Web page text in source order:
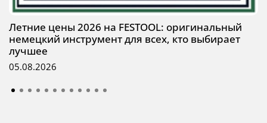
Летние цены 2026 на FESTOOL: оригинальный
немецкий инструмент для всех, кто выбирает
лучшее
05.08.2026